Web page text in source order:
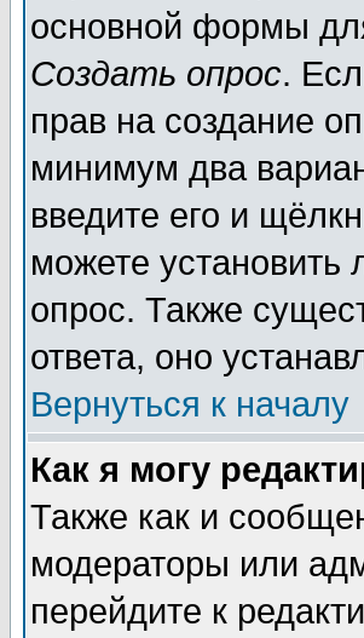
основной формы
Создать опрос.
прав на создание
минимум два
введите его и
можете установить
опрос. Также
ответа, оно
Вернуться к началу
Как я могу
Также как и
модераторы или
перейдите к